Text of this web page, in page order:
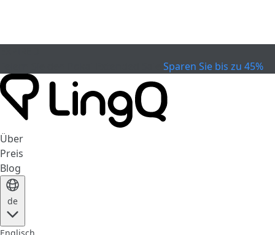
Sparen Sie bis zu 45%
Über
Preis
Blog
de
Englisch